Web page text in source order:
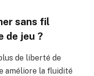
sans fil
de jeu ?
de liberté de
améliore la fluidité